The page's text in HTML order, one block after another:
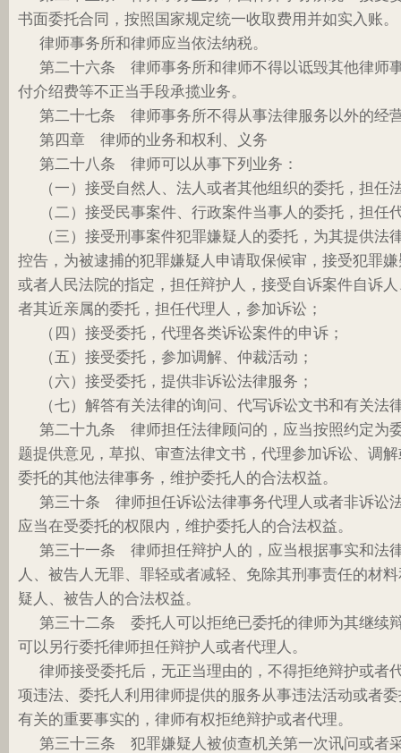
书面委托合同，按照国家规定统一收取费用并如实入账。
律师事务所和律师应当依法纳税。
第二十六条 律师事务所和律师不得以诋毁其他律师
付介绍费等不正当手段承揽业务。
第二十七条 律师事务所不得从事法律服务以外的经
第四章 律师的业务和权利、义务
第二十八条 律师可以从事下列业务：
（一）接受自然人、法人或者其他组织的委托，担任
（二）接受民事案件、行政案件当事人的委托，担任
（三）接受刑事案件犯罪嫌疑人的委托，为其提供法
控告，为被逮捕的犯罪嫌疑人申请取保候审，接受犯罪
或者人民法院的指定，担任辩护人，接受自诉案件自诉
者其近亲属的委托，担任代理人，参加诉讼；
（四）接受委托，代理各类诉讼案件的申诉；
（五）接受委托，参加调解、仲裁活动；
（六）接受委托，提供非诉讼法律服务；
（七）解答有关法律的询问、代写诉讼文书和有关法
第二十九条 律师担任法律顾问的，应当按照约定为
题提供意见，草拟、审查法律文书，代理参加诉讼、调
委托的其他法律事务，维护委托人的合法权益。
第三十条 律师担任诉讼法律事务代理人或者非诉讼
应当在受委托的权限内，维护委托人的合法权益。
第三十一条 律师担任辩护人的，应当根据事实和法
人、被告人无罪、罪轻或者减轻、免除其刑事责任的材
疑人、被告人的合法权益。
第三十二条 委托人可以拒绝已委托的律师为其继续
可以另行委托律师担任辩护人或者代理人。
律师接受委托后，无正当理由的，不得拒绝辩护或者
项违法、委托人利用律师提供的服务从事违法活动或者
有关的重要事实的，律师有权拒绝辩护或者代理。
第三十三条 犯罪嫌疑人被侦查机关第一次讯问或者